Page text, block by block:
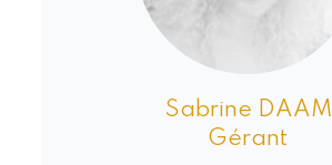
Sabrine DAAM
Gérant